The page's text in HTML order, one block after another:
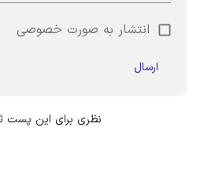
انتشار به صورت خصوصی
ارسال
نظری برای این پست